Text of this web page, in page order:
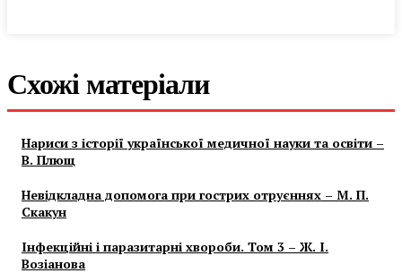
Схожі матеріали
Нариси з історії української медичної науки та освіти –
В. Плющ
Невідкладна допомога при гострих отруєннях – М. П.
Скакун
Інфекційні і паразитарні хвороби. Том 3 – Ж. І.
Возіанова